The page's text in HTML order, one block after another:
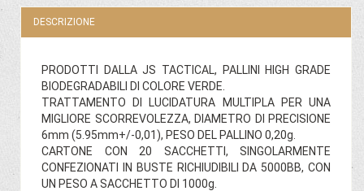
DESCRIZIONE
PRODOTTI DALLA JS TACTICAL, PALLINI HIGH GRADE
BIODEGRADABILI DI COLORE VERDE.
TRATTAMENTO DI LUCIDATURA MULTIPLA PER UNA
MIGLIORE SCORREVOLEZZA, DIAMETRO DI PRECISIONE
6mm (5.95mm+/-0,01), PESO DEL PALLINO 0,20g.
CARTONE CON 20 SACCHETTI, SINGOLARMENTE
CONFEZIONATI IN BUSTE RICHIUDIBILI DA 5000BB, CON
UN PESO A SACCHETTO DI 1000g.